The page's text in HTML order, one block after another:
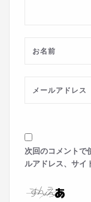
次回のコメントで
ルアドレス、サイ